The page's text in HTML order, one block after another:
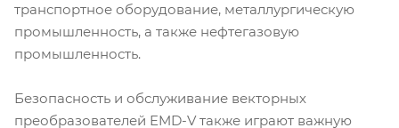
транспортное оборудование, металлургическую
промышленность, а также нефтегазовую
промышленность.
Безопасность и обслуживание векторных
преобразователей EMD-V также играют важную